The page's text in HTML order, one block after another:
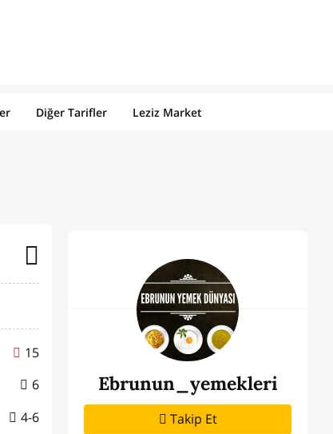
Diğer Tarifler Leziz Market
15
6
4-6
Ebrunun_yemekleri
Takip Et